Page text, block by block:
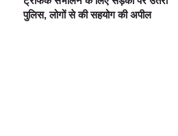
पुलिस, लोगों से की सहयोग की अपील